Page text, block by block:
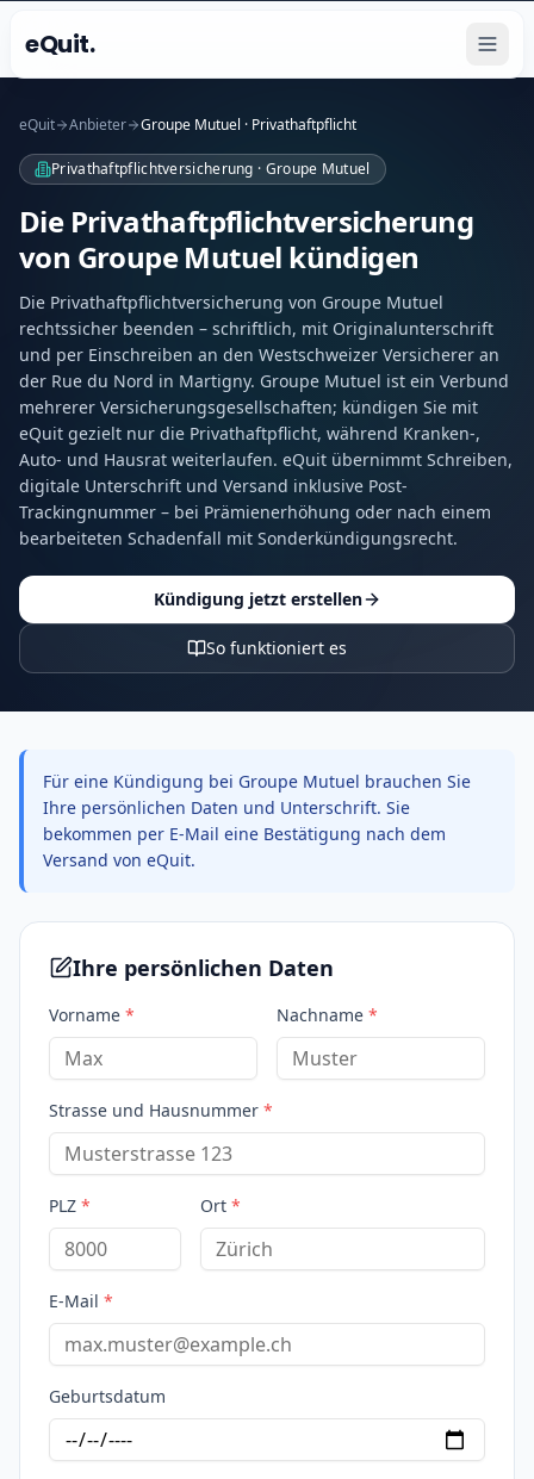
eQuit.
eQuit Anbieter Groupe Mutuel · Privathaftpflicht
Privathaftpflichtversicherung · Groupe Mutuel
Die Privathaftpflichtversicherung
von Groupe Mutuel kündigen
Die Privathaftpflichtversicherung von Groupe Mutuel
rechtssicher beenden – schriftlich, mit Originalunterschrift
und per Einschreiben an den Westschweizer Versicherer an
der Rue du Nord in Martigny. Groupe Mutuel ist ein Verbund
mehrerer Versicherungsgesellschaften; kündigen Sie mit
eQuit gezielt nur die Privathaftpflicht, während Kranken-,
Auto- und Hausrat weiterlaufen. eQuit übernimmt Schreiben,
digitale Unterschrift und Versand inklusive Post-
Trackingnummer – bei Prämienerhöhung oder nach einem
bearbeiteten Schadenfall mit Sonderkündigungsrecht.
Kündigung jetzt erstellen
So funktioniert es
Für eine Kündigung bei Groupe Mutuel brauchen Sie
Ihre persönlichen Daten und Unterschrift. Sie
bekommen per E-Mail eine Bestätigung nach dem
Versand von eQuit.
Ihre persönlichen Daten
Vorname * Nachname *
Strasse und Hausnummer *
PLZ * Ort *
E-Mail *
Geburtsdatum